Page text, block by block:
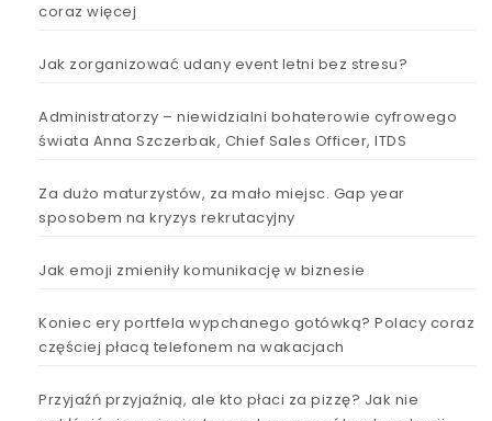
coraz więcej
Jak zorganizować udany event letni bez stresu?
Administratorzy – niewidzialni bohaterowie cyfrowego
świata Anna Szczerbak, Chief Sales Officer, ITDS
Za dużo maturzystów, za mało miejsc. Gap year
sposobem na kryzys rekrutacyjny
Jak emoji zmieniły komunikację w biznesie
Koniec ery portfela wypchanego gotówką? Polacy coraz
częściej płacą telefonem na wakacjach
Przyjaźń przyjaźnią, ale kto płaci za pizzę? Jak nie